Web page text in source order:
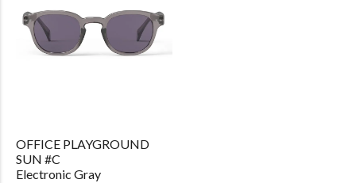
OFFICE PLAYGROUND
SUN #C
Electronic Gray